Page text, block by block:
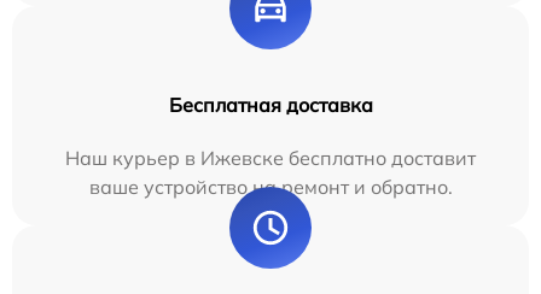
Бесплатная доставка
Наш курьер в Ижевске бесплатно доставит
ваше устройство на ремонт и обратно.